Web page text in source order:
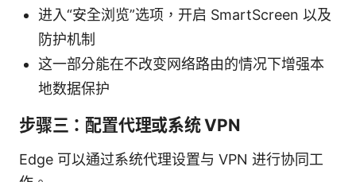
进入“安全浏览”选项，开启 SmartScreen 以及
防护机制
这一部分能在不改变网络路由的情况下增强本
地数据保护
步骤三：配置代理或系统 VPN
Edge 可以通过系统代理设置与 VPN 进行协同工